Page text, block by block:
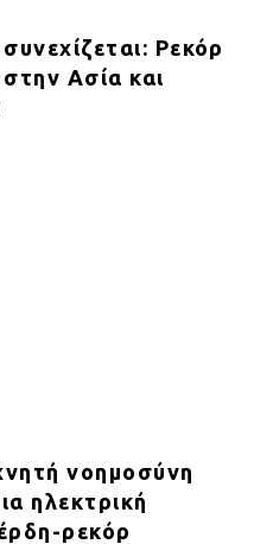
Ρεκόρ
Ασία και
νοημοσύνη
ηλεκτρική
ρεκόρ